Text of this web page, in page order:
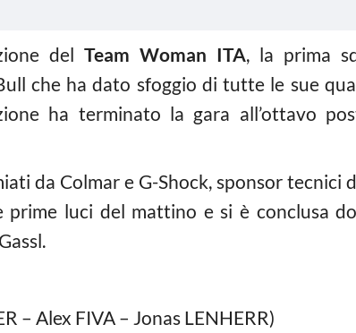
del Team Woman ITA, la prima
che ha dato sfoggio di tutte le sue
ha terminato la gara all’ottavo
da Colmar e G-Shock, sponsor tecnici
luci del mattino e si è conclusa
– Alex FIVA – Jonas LENHERR)